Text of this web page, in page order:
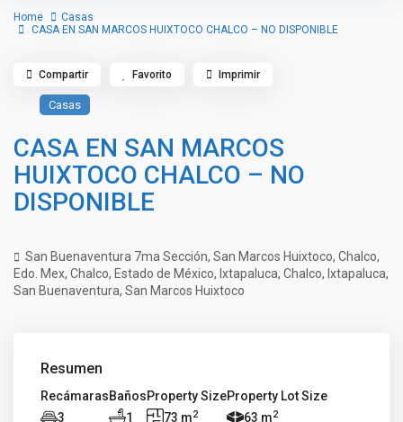
Home
Casas
CASA EN SAN MARCOS HUIXTOCO CHALCO – NO DISPONIBLE
Casas
CASA EN SAN MARCOS
HUIXTOCO CHALCO – NO
DISPONIBLE
San Buenaventura 7ma Sección, San Marcos Huixtoco, Chalco,
Edo. Mex,Chalco, Estado de México, Ixtapaluca,Chalco, Ixtapaluca,
San Buenaventura,San Marcos Huixtoco
Compartir Favorito Imprimir
Resumen
Recámaras
3
Baños
1
Property Size
73 m2
Property Lot Size
63 m2